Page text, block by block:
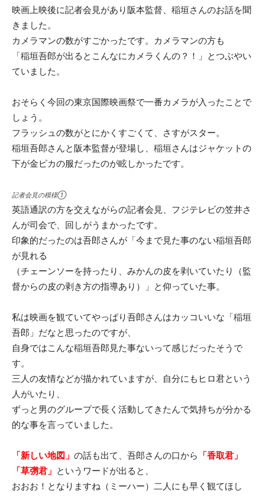
映画上映後に記者会見があり阪本監督、稲垣さんのお話を聞
きました。
カメラマンの数がすごかったです。カメラマンの方も
「稲垣吾郎が出るとこんなにカメラくんの？！」とつぶやい
ていました。
おそらく今回の東京国際映画祭で一番カメラが入ったことで
しょう。
フラッシュの数がとにかくすごくて、さすがスター。
稲垣吾郎さんと阪本監督が登場し、稲垣さんはジャケットの
下が金ピカの服だったのが眩しかったです。
記者会見の模様①
英語通訳の方を交えながらの記者会見、フジテレビの笠井さ
んが司会で、回しがうまかったです。
印象的だったのは吾郎さんが「今まで見た事のない稲垣吾郎
が見れる
（チェーンソーを持ったり、みかんの皮を剥いていたり（監
督からの皮の剥き方の指導あり）」と仰っていた事。
私は映画を観ていてやっぱり吾郎さんはカッコいいな「稲垣
吾郎」だなと思ったのですが、
自身ではこんな稲垣吾郎見た事ないって感じだったそうで
す。
三人の友情などが描かれていますが、自分にもヒロ君という
人がいたり、
ずっと男のグループで長く活動してきたんで気持ちが分かる
的な事を言っていました。
「新しい地図」 の話も出て、吾郎さんの口から 「香取君」
「草彅君」 というワードが出ると、
おおお！となりますね（ミーハー）二人にも早く観てほし